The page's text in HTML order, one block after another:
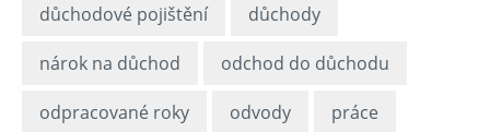
důchodové pojištění důchody
nárok na důchod odchod do důchodu
odpracované roky odvody práce